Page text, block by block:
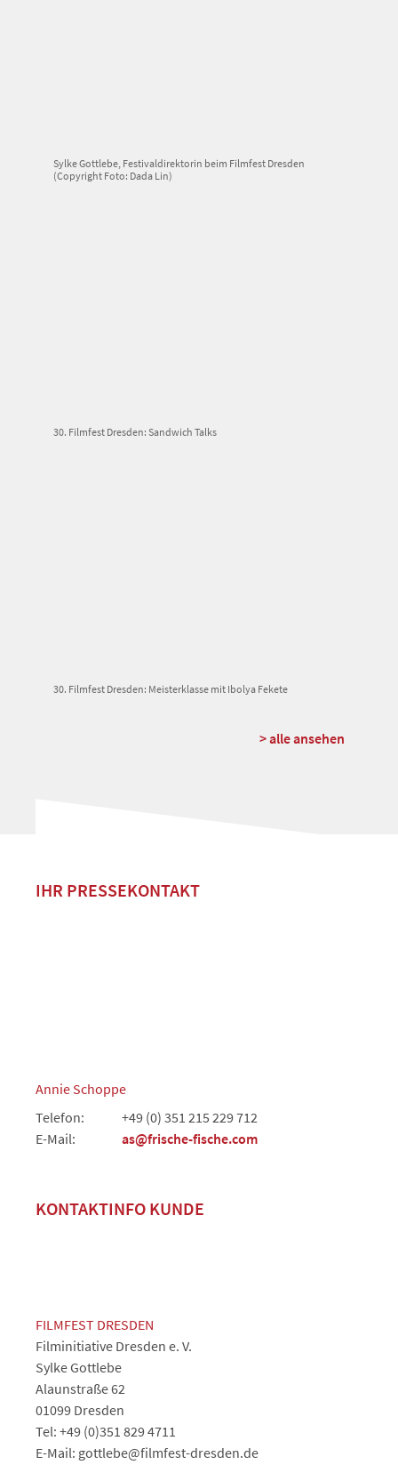
Sylke Gottlebe, Festivaldirektorin beim Filmfest Dresden
(Copyright Foto: Dada Lin)
30. Filmfest Dresden: Sandwich Talks
30. Filmfest Dresden: Meisterklasse mit Ibolya Fekete
> alle ansehen
IHR PRESSEKONTAKT
Annie Schoppe
Telefon:
+49 (0) 351 215 229 712
E-Mail:
as@frische-fische.com
KONTAKTINFO KUNDE
FILMFEST DRESDEN
Filminitiative Dresden e. V.
Sylke Gottlebe
Alaunstraße 62
01099 Dresden
Tel: +49 (0)351 829 4711
E-Mail: gottlebe@filmfest-dresden.de